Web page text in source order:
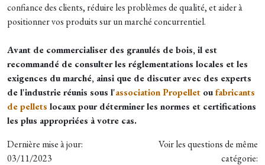
confiance des clients, réduire les problèmes de qualité, et aider à
positionner vos produits sur un marché concurrentiel.
Avant de commercialiser des granulés de bois, il est
recommandé de consulter les réglementations locales et les
exigences du marché, ainsi que de discuter avec des experts
de l'industrie réunis sous l'association Propellet oufabricants
de pellets locaux pour déterminer les normes et certifications
les plus appropriées à votre cas.
Dernière mise à jour:
03/11/2023
Voir les questions de même
catégorie: